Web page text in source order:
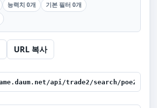
능력치 0개
기본 필터 0개
URL 복사